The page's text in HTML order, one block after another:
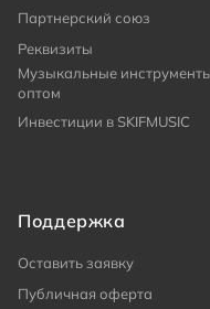
Партнерский союз
Реквизиты
Музыкальные
оптом
Инвестиции в SKIFMUSIC
Поддержка
Оставить заявку
Публичная оферта